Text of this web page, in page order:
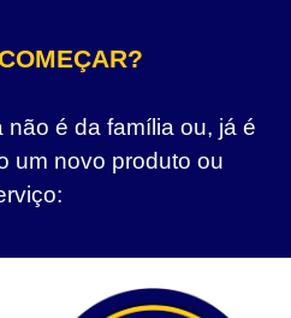
é da família ou, já é
um novo produto ou